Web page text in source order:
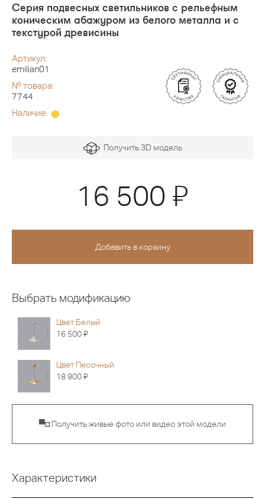
Серия подвесных светильников с рельефным
коническим абажуром из белого металла и с
текстурой древисины
Артикул:
emilian01
№ товара:
7744
Наличие:
Получить 3D модель
16 500 Я
Выбрать модификацию
Цвет Белый
16 500Я
Цвет Песочный
18 900Я
▀◘ Получить живые фото или видео этой модели
Характеристики